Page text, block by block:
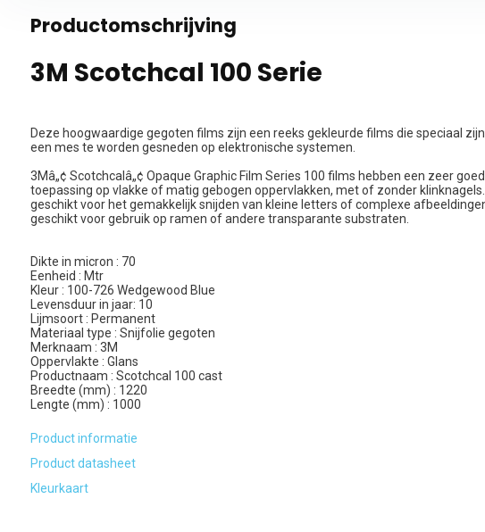
Productomschrijving
3M Scotchcal 100 Serie
Deze hoogwaardige gegoten films zijn een reeks gekleurde films die speciaal
een mes te worden gesneden op elektronische systemen.
3Mâ„¢ Scotchcalâ„¢ Opaque Graphic Film Series 100 films hebben een zeer
toepassing op vlakke of matig gebogen oppervlakken, met of zonder
geschikt voor het gemakkelijk snijden van kleine letters of complexe
geschikt voor gebruik op ramen of andere transparante substraten.
Dikte in micron : 70
Eenheid : Mtr
Kleur : 100-726 Wedgewood Blue
Levensduur in jaar: 10
Lijmsoort : Permanent
Materiaal type : Snijfolie gegoten
Merknaam : 3M
Oppervlakte : Glans
Productnaam : Scotchcal 100 cast
Breedte (mm) : 1220
Lengte (mm) : 1000
Product informatie
Product datasheet
Kleurkaart